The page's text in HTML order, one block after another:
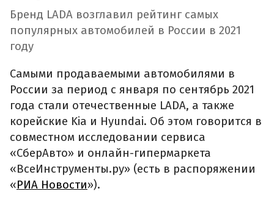
Бренд LADA возглавил рейтинг самых
популярных автомобилей в России в 2021
году
Самыми продаваемыми автомобилями в
России за период с января по сентябрь 2021
года стали отечественные LADA, а также
корейские Kia и Hyundai. Об этом говорится в
совместном исследовании сервиса
«СберАвто» и онлайн-гипермаркета
«ВсеИнструменты.ру» (есть в распоряжении
«РИА Новости»).